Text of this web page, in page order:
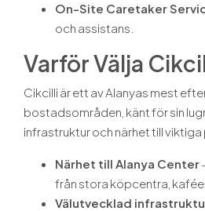
On-Site Caretaker
och assistans.
Varför Välja
Cikcilli är ett av Alanyas mest
bostadsområden, känt för sin
infrastruktur och närhet till viktiga
Närhet till Alanya Center
från stora köpcentra,
Välutvecklad